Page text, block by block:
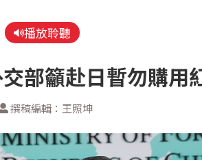
播放聆聽
部籲赴日暫勿購用
撰稿編輯：王照坤